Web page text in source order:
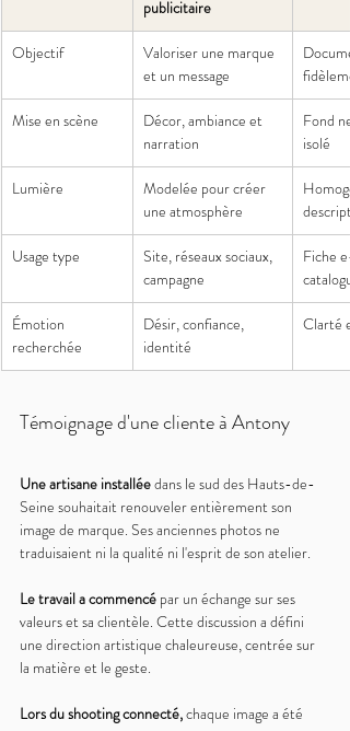
publicitaire
Objectif
Valoriser une marque
et un message
Mise en scène
Décor, ambiance et
narration
Fond
isolé
Lumière
Modelée pour créer
une atmosphère
Usage type
Site, réseaux sociaux,
campagne
Fiche
catalogue
Émotion
recherchée
Désir, confiance,
identité
Clarté
Témoignage d'une cliente à Antony
Une artisane installée dans le sud des Hauts-de-
Seine souhaitait renouveler entièrement son
image de marque. Ses anciennes photos ne
traduisaient ni la qualité ni l'esprit de son atelier.
Le travail a commencé par un échange sur ses
valeurs et sa clientèle. Cette discussion a défini
une direction artistique chaleureuse, centrée sur
la matière et le geste.
Lors du shooting connecté, chaque image a été